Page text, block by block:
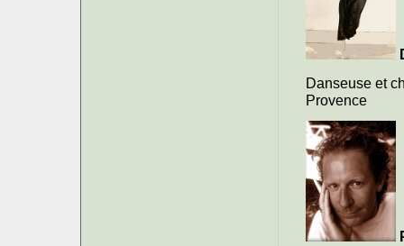
Danseuse et
Provence